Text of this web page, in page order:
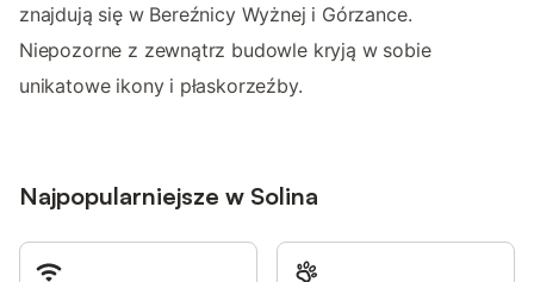
znajdują się w Bereźnicy Wyżnej i Górzance.
Niepozorne z zewnątrz budowle kryją w sobie
unikatowe ikony i płaskorzeźby.
Najpopularniejsze w Solina